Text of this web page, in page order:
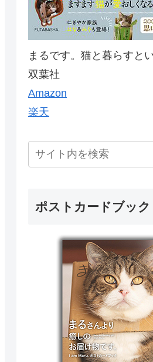
まるです。猫と暮らすと
双葉社
Amazon
楽天
ポストカードブック